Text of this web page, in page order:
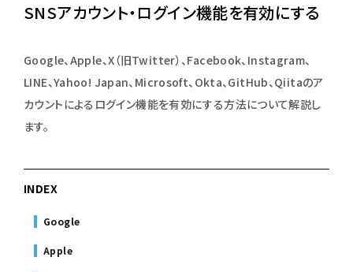
SNSアカウント・ログイン機能を有効にする
Google、Apple、X（旧Twitter）、Facebook、Instagram、
LINE、Yahoo! Japan、Microsoft、Okta、GitHub、Qiitaのア
カウントによるログイン機能を有効にする方法について解説し
ます。
INDEX
Google
Apple